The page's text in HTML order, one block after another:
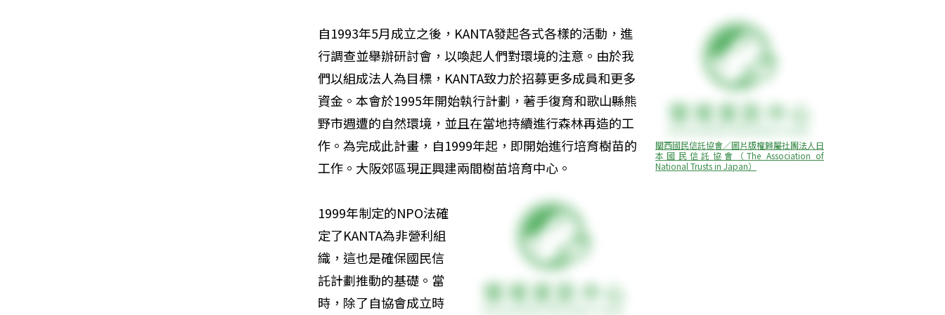
關西國民信託協會／圖片版權歸屬社團法人日
本國民信託協會（The Association of
National Trusts in Japan）
自1993年5月成立之後，KANTA發起各式各樣的活動，進
行調查並舉辦研討會，以喚起人們對環境的注意。由於我
們以組成法人為目標，KANTA致力於招募更多成員和更多
資金。本會於1995年開始執行計劃，著手復育和歌山縣熊
野市週遭的自然環境，並且在當地持續進行森林再造的工
作。為完成此計畫，自1999年起，即開始進行培育樹苗的
工作。大阪郊區現正興建兩間樹苗培育中心。
1999年制定的NPO法確
定了KANTA為非營利組
織，這也是確保國民信
託計劃推動的基礎。當
時，除了自協會成立時